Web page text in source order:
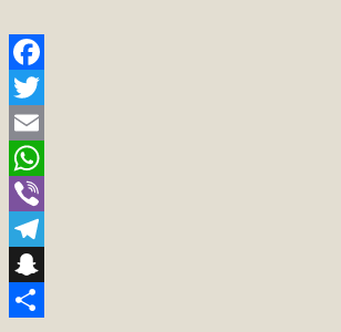
Facebook
Twitter
Email
WhatsApp
Viber
Telegram
Snapchat